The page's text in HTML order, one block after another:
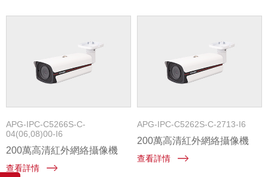
APG-IPC-C5266S-C-
04(06,08)00-I6
200萬高清紅外網絡攝像機
查看詳情
APG-IPC-C5262S-C-2713-I6
200萬高清紅外網絡攝像機
查看詳情